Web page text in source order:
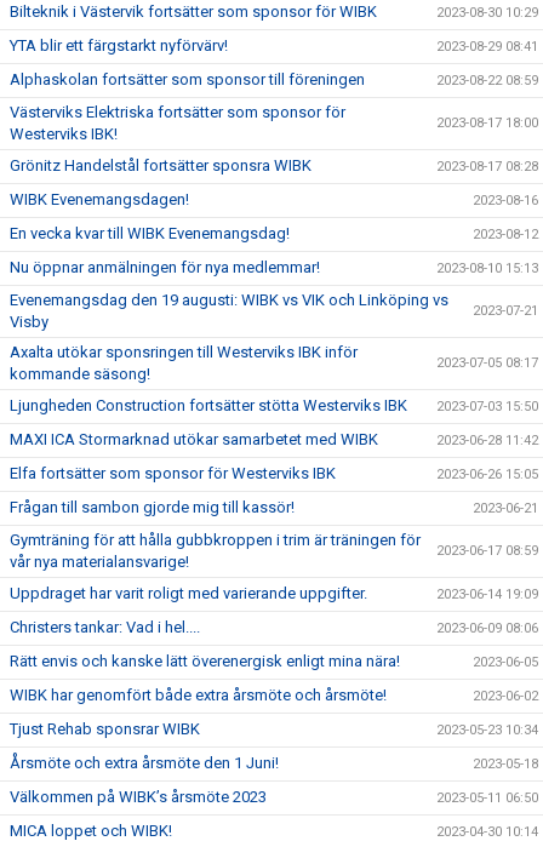
Bilteknik i Västervik fortsätter som sponsor för WIBK 2023-08-30 10:29
YTA blir ett färgstarkt nyförvärv! 2023-08-29 08:41
Alphaskolan fortsätter som sponsor till föreningen 2023-08-22 08:59
Västerviks Elektriska fortsätter som sponsor för
Westerviks IBK!
2023-08-17 18:00
Grönitz Handelstål fortsätter sponsra WIBK 2023-08-17 08:28
WIBK Evenemangsdagen! 2023-08-16
En vecka kvar till WIBK Evenemangsdag! 2023-08-12
Nu öppnar anmälningen för nya medlemmar! 2023-08-10 15:13
Evenemangsdag den 19 augusti: WIBK vs VIK och Linköping vs
Visby
2023-07-21
Axalta utökar sponsringen till Westerviks IBK inför
kommande säsong!
2023-07-05 08:17
Ljungheden Construction fortsätter stötta Westerviks IBK 2023-07-03 15:50
MAXI ICA Stormarknad utökar samarbetet med WIBK 2023-06-28 11:42
Elfa fortsätter som sponsor för Westerviks IBK 2023-06-26 15:05
Frågan till sambon gjorde mig till kassör! 2023-06-21
Gymträning för att hålla gubbkroppen i trim är träningen för
vår nya materialansvarige!
2023-06-17 08:59
Uppdraget har varit roligt med varierande uppgifter. 2023-06-14 19:09
Christers tankar: Vad i hel.... 2023-06-09 08:06
Rätt envis och kanske lätt överenergisk enligt mina nära! 2023-06-05
WIBK har genomfört både extra årsmöte och årsmöte! 2023-06-02
Tjust Rehab sponsrar WIBK 2023-05-23 10:34
Årsmöte och extra årsmöte den 1 Juni! 2023-05-18
Välkommen på WIBK’s årsmöte 2023 2023-05-11 06:50
MICA loppet och WIBK! 2023-04-30 10:14